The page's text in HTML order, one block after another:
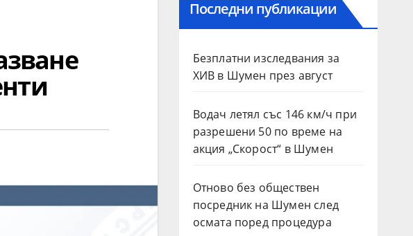
Последни публикации
Безплатни изследвания за
ХИВ в Шумен през август
Водач летял със 146 км/ч при
разрешени 50 по време на
акция „Скорост“ в Шумен
Отново без обществен
посредник на Шумен след
осмата поред процедура